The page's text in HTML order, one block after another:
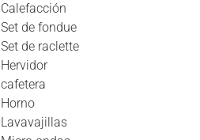
Calefacción
Set de fondue
Set de raclette
Hervidor
cafetera
Horno
Lavavajillas